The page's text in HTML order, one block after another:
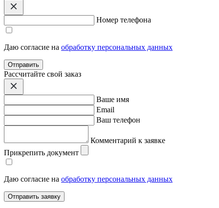
Номер телефона
Даю согласие на обработку персональных данных
Отправить
Расcчитайте свой заказ
Ваше имя
Email
Ваш телефон
Комментарий к заявке
Прикрепить документ
Даю согласие на обработку персональных данных
Отправить заявку